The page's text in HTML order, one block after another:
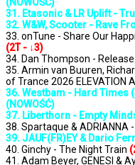
(NOWOŚĆ)
31. Etasonic & LR Uplift -
32. W&W, Scooter - Rave
33. onTune - Share Our
(2T - ↓3)
34. Dan Thompson - Release
35. Armin van Buuren,
of Trance 2026 ELEVATION
36. Westbam - Hard Times
(NOWOŚĆ)
37. Liberthorn - Empty
38. Spartaque & ADRIANNA
39. JAUF(FR)EY & Dario
40. Ginchy - The Night Train
41. Adam Beyer, GENESI &